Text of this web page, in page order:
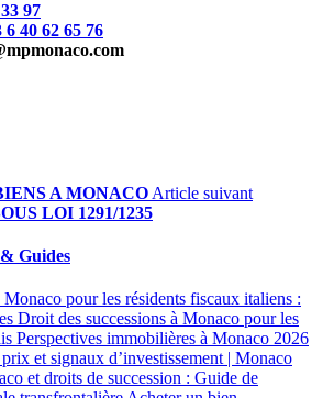
97
6 40 62 65 76
A MONACO Article suivant
LOI 1291/1235
Guides
pour les résidents fiscaux italiens :
Droit des successions à Monaco pour les
Perspectives immobilières à Monaco 2026
et signaux d’investissement | Monaco
et droits de succession : Guide de